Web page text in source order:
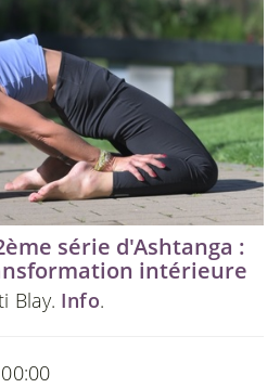
série d'Ashtanga :
intérieure
Blay. Info.